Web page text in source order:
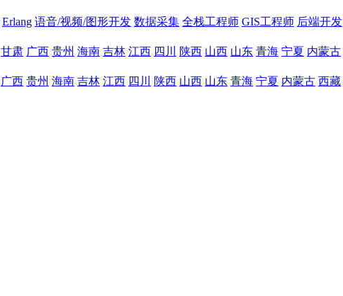
Erlang 语音/视频/图形开发 数据采集 全栈工程师 GIS工程师 后端开发
甘肃 广西 贵州 海南 吉林 江西 四川 陕西 山西 山东 青海 宁夏 内蒙古
广西 贵州 海南 吉林 江西 四川 陕西 山西 山东 青海 宁夏 内蒙古 西藏